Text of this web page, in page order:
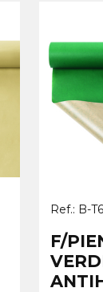
Ref.: B-
F/